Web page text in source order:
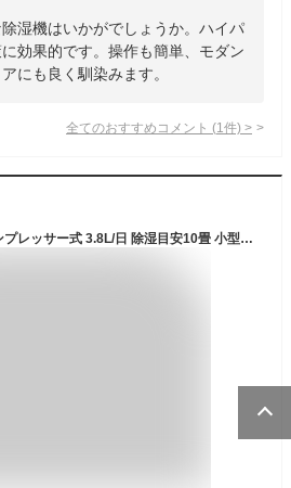
湿機はいかがでしょうか。ハイパ
効果的です。操作も簡単、モダン
にも良く馴染みます。
全てのおすすめコメント (1 件) >
除湿機 衣類乾燥除湿機 コンプレッサー式 3.8L/日 除湿目安10畳 小型 コンパクト 節電 省エネ 部屋干し タイマー YDC-J03(W) 除湿器 除湿乾燥機 衣類乾燥 部屋干し 湿気対策 おしゃれ 室内干し カビ 結露 1.7Lタンク 山善 YAMAZEN 【送料無料】